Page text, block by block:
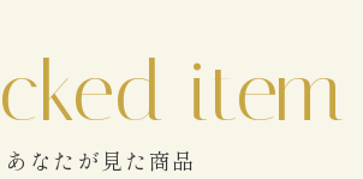
あなたが見た商品